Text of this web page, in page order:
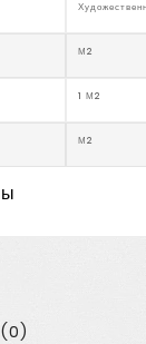
М2
1 М2
М2